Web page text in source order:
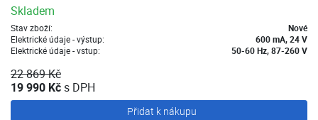
Skladem
Stav zboží:
Nové
Elektrické údaje - výstup:
600 mA, 24 V
Elektrické údaje - vstup:
50-60 Hz, 87-260 V
22 869 Kč
19 990 Kčs DPH
Přidat k nákupu